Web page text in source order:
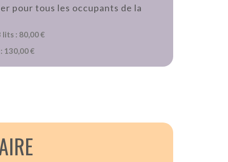
pour tous les occupants de la
lits : 80,00 €
130,00 €